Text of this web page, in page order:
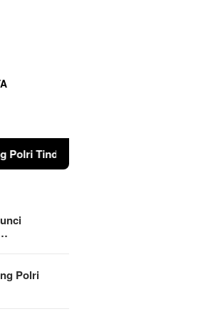
Medsos yang Mengandung Provokasi
Polri